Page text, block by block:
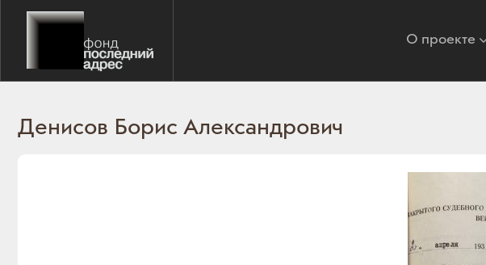
О проекте
Денисов Борис Александрович